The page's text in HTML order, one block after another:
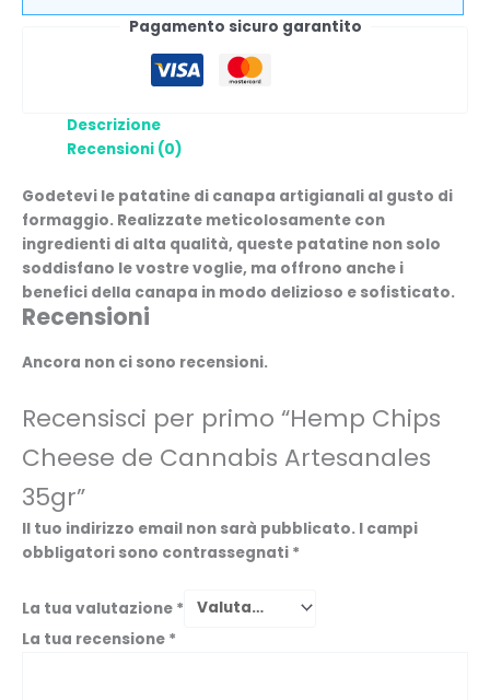
Pagamento sicuro garantito
Descrizione
Recensioni (0)
Godetevi le patatine di canapa artigianali al gusto di
formaggio. Realizzate meticolosamente con
ingredienti di alta qualità, queste patatine non solo
soddisfano le vostre voglie, ma offrono anche i
benefici della canapa in modo delizioso e sofisticato.
Recensioni
Ancora non ci sono recensioni.
Recensisci per primo “Hemp Chips
Cheese de Cannabis Artesanales
35gr”
Il tuo indirizzo email non sarà pubblicato. I campi
obbligatori sono contrassegnati *
La tua valutazione *
La tua recensione *